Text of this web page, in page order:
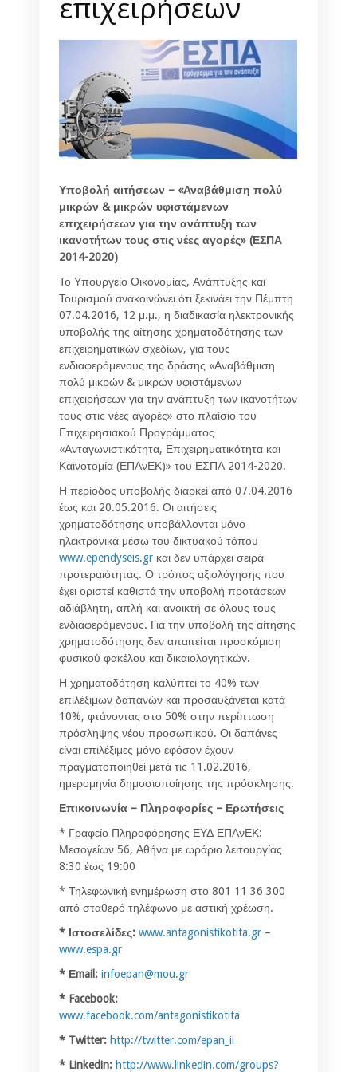
Υποβολή αιτήσεων – «Αναβάθμιση πολύ
μικρών & μικρών υφιστάμενων
επιχειρήσεων για την ανάπτυξη των
ικανοτήτων τους στις νέες αγορές» (ΕΣΠΑ
2014-2020)
Το Υπουργείο Οικονομίας, Ανάπτυξης και
Τουρισμού ανακοινώνει ότι ξεκινάει την Πέμπτη
07.04.2016, 12 μ.μ., η διαδικασία ηλεκτρονικής
υποβολής της αίτησης χρηματοδότησης των
επιχειρηματικών σχεδίων, για τους
ενδιαφερόμενους της δράσης «Αναβάθμιση
πολύ μικρών & μικρών υφιστάμενων
επιχειρήσεων για την ανάπτυξη των ικανοτήτων
τους στις νέες αγορές» στο πλαίσιο του
Επιχειρησιακού Προγράμματος
«Ανταγωνιστικότητα, Επιχειρηματικότητα και
Καινοτομία (ΕΠΑνΕΚ)» του ΕΣΠΑ 2014-2020.
Η περίοδος υποβολής διαρκεί από 07.04.2016
έως και 20.05.2016. Οι αιτήσεις
χρηματοδότησης υποβάλλονται μόνο
ηλεκτρονικά μέσω του δικτυακού τόπου
www.ependyseis.gr και δεν υπάρχει σειρά
προτεραιότητας. Ο τρόπος αξιολόγησης που
έχει οριστεί καθιστά την υποβολή προτάσεων
αδιάβλητη, απλή και ανοικτή σε όλους τους
ενδιαφερόμενους. Για την υποβολή της αίτησης
χρηματοδότησης δεν απαιτείται προσκόμιση
φυσικού φακέλου και δικαιολογητικών.
Η χρηματοδότηση καλύπτει το 40% των
επιλέξιμων δαπανών και προσαυξάνεται κατά
10%, φτάνοντας στο 50% στην περίπτωση
πρόσληψης νέου προσωπικού. Οι δαπάνες
είναι επιλέξιμες μόνο εφόσον έχουν
πραγματοποιηθεί μετά τις 11.02.2016,
ημερομηνία δημοσιοποίησης της πρόσκλησης.
Επικοινωνία – Πληροφορίες – Ερωτήσεις
* Γραφείο Πληροφόρησης ΕΥΔ ΕΠΑνΕΚ:
Μεσογείων 56, Αθήνα με ωράριο λειτουργίας
8:30 έως 19:00
* Τηλεφωνική ενημέρωση στο 801 11 36 300
από σταθερό τηλέφωνο με αστική χρέωση.
* Ιστοσελίδες: www.antagonistikotita.gr –
www.espa.gr
* Εmail: infoepan@mou.gr
* Facebook:
www.facebook.com/antagonistikotita
* Twitter: http://twitter.com/epan_ii
* Linkedin: http://www.linkedin.com/groups?